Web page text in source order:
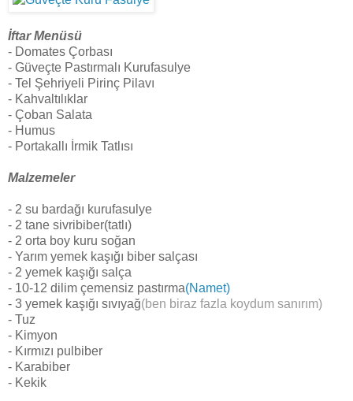
İftar Menüsü
- Domates Çorbası
- Güveçte Pastırmalı Kurufasulye
- Tel Şehriyeli Pirinç Pilavı
- Kahvaltılıklar
- Çoban Salata
- Humus
- Portakallı İrmik Tatlısı
Malzemeler
- 2 su bardağı kurufasulye
- 2 tane sivribiber(tatlı)
- 2 orta boy kuru soğan
- Yarım yemek kaşığı biber salçası
- 2 yemek kaşığı salça
- 10-12 dilim çemensiz pastırma(Namet)
- 3 yemek kaşığı sıvıyağ(ben biraz fazla koydum sanırım)
- Tuz
- Kimyon
- Kırmızı pulbiber
- Karabiber
- Kekik